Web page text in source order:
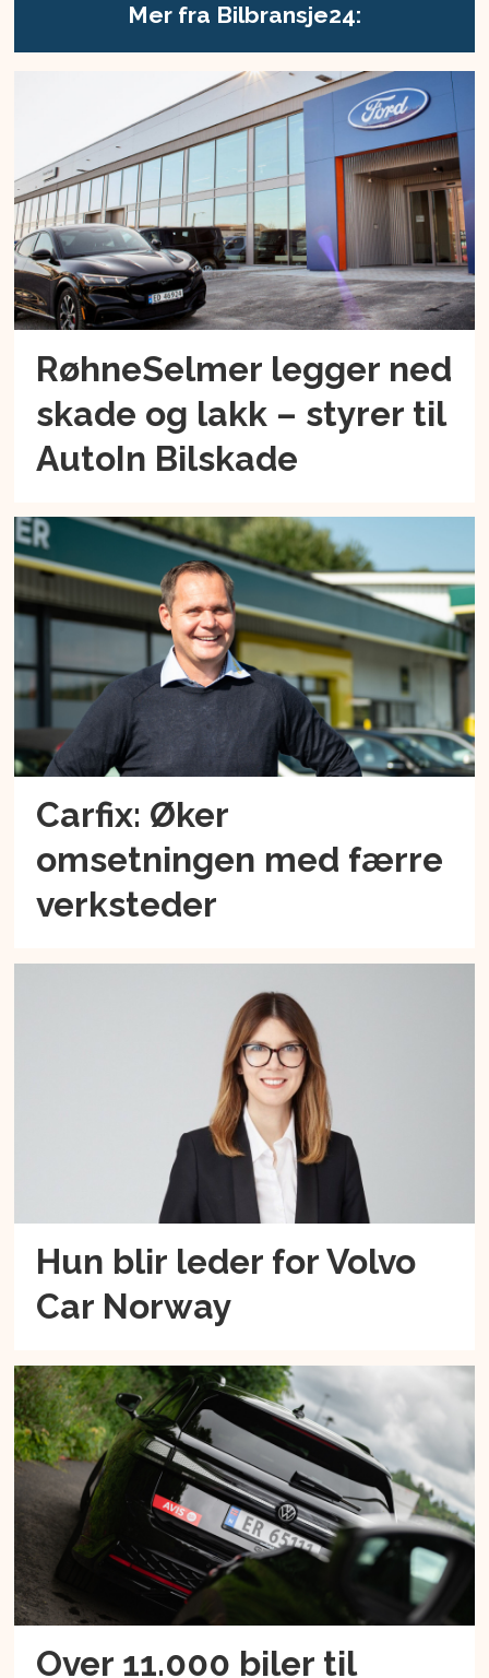
Mer fra Bilbransje24:
RøhneSelmer legger ned
skade og lakk – styrer til
AutoIn Bilskade
Carfix: Øker
omsetningen med færre
verksteder
Hun blir leder for Volvo
Car Norway
Over 11.000 biler til